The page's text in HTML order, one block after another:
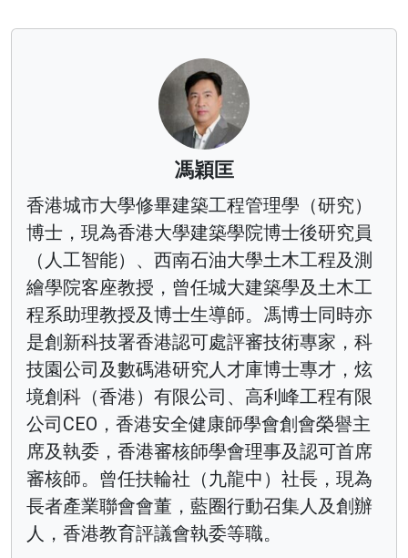
馮穎匡
香港城市大學修畢建築工程管理學（研究）
博士，現為香港大學建築學院博士後研究員
（人工智能）、西南石油大學土木工程及測
繪學院客座教授，曾任城大建築學及土木工
程系助理教授及博士生導師。馮博士同時亦
是創新科技署香港認可處評審技術專家，科
技園公司及數碼港研究人才庫博士專才，炫
境創科（香港）有限公司、高利峰工程有限
公司CEO，香港安全健康師學會創會榮譽主
席及執委，香港審核師學會理事及認可首席
審核師。曾任扶輪社（九龍中）社長，現為
長者產業聯會會董，藍圈行動召集人及創辦
人，香港教育評議會執委等職。